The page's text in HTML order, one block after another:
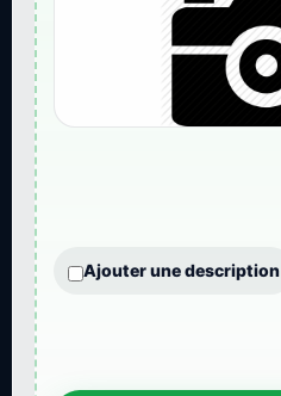
Ajouter une description